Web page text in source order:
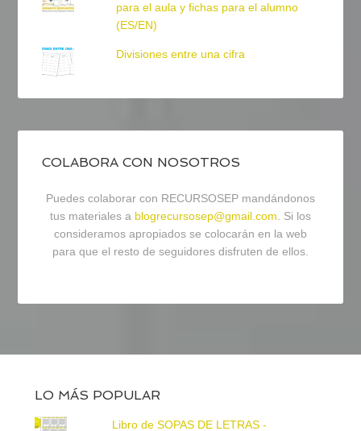
para el aula y fichas para el alumno
(ES/EN)
Divisiones entre una cifra
COLABORA CON NOSOTROS
Puedes colaborar con RECURSOSEP mandándonos
tus materiales a blogrecursosep@gmail.com. Si los
consideramos apropiados se colocarán en la web
para que el resto de seguidores disfruten de ellos.
LO MÁS POPULAR
Libro de SOPAS DE LETRAS -